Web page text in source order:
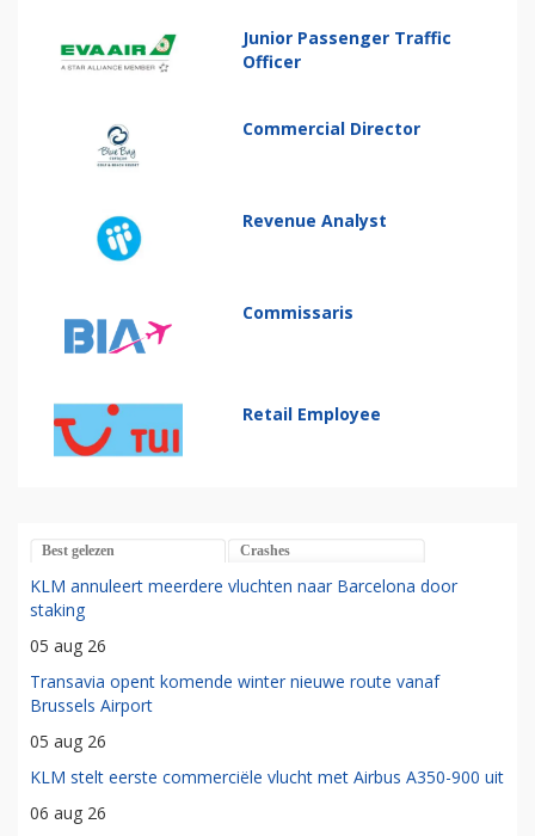
Junior Passenger Traffic
Officer
Commercial Director
Revenue Analyst
Commissaris
Retail Employee
Best gelezen Crashes
KLM annuleert meerdere vluchten naar Barcelona door
staking
05 aug 26
Transavia opent komende winter nieuwe route vanaf
Brussels Airport
05 aug 26
KLM stelt eerste commerciële vlucht met Airbus A350-900 uit
06 aug 26